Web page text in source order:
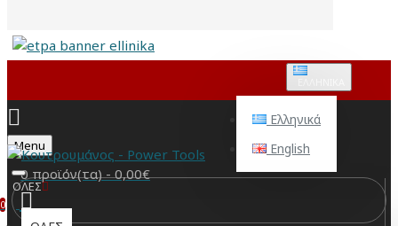
Ελληνικά
English
Menu
0 προϊόν(τα) - 0,00€
0
ΟΛΕΣ